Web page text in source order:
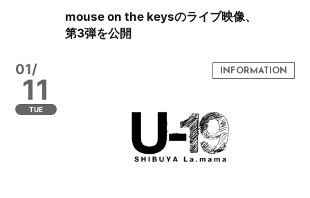
mouse on the keysのライブ映像、
第3弾を公開
01/
11
TUE